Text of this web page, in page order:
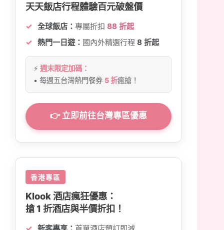
天天飯店行程體驗百元破盤價
全球飯店： 專屬折扣 88 折起
熱門一日遊： 國內外精選行程 8 折起
⚡ 週末限定加碼：
• 每週五台灣熱門餐券 5 折瘋搶！
👉 立即前往台灣專區優惠
香港專區
Klook 酒店瘋狂優惠：
搶 1 折酒店與半價折扣！
新客專享： 首單酒店預訂即減